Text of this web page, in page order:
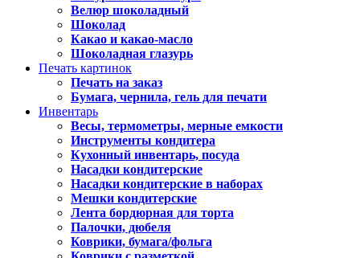
Велюр шоколадный
Шоколад
Какао и какао-масло
Шоколадная глазурь
Печать картинок
Печать на заказ
Бумага, чернила, гель для печати
Инвентарь
Весы, термометры, мерные емкости
Инструменты кондитера
Кухонный инвентарь, посуда
Насадки кондитерские
Насадки кондитерские в наборах
Мешки кондитерские
Лента бордюрная для торта
Палочки, дюбеля
Коврики, бумага/фольга